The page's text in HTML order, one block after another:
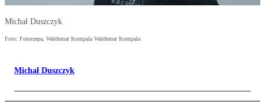
Michał Duszczyk
Foto: Fotorzepa, Waldemar Kompala Waldemar Kompala
Michał Duszczyk